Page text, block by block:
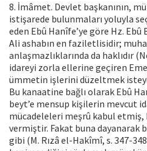
8. İmâmet. Devlet başkanının,
istişarede bulunmaları yoluyla
eden Ebû Hanîfe’ye göre Hz. Ebû
Ali ashabın en faziletlisidir;
anlaşmazlıklarında da haklıdır
idareyi zorla ellerine geçiren
ümmetin işlerini düzeltmek
Bu kanaatine bağlı olarak Ebû
beyt’e mensup kişilerin mevcut
mücadeleleri meşrû kabul
vermiştir. Fakat buna dayanarak
gibi (M. Rızâ el-Hakîmî, s. 347-